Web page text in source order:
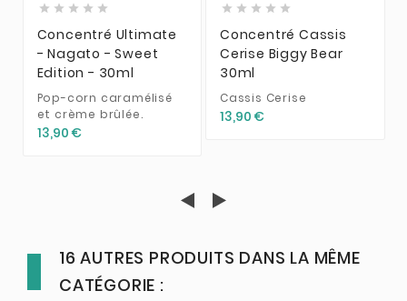
    
Concentré Ultimate
- Nagato - Sweet
Edition - 30ml
Pop-corn caramélisé
et crème brûlée.
13,90 €
    
Concentré Cassis
Cerise Biggy Bear
30ml
Cassis Cerise
13,90 €
16 AUTRES PRODUITS DANS LA MÊME
CATÉGORIE :